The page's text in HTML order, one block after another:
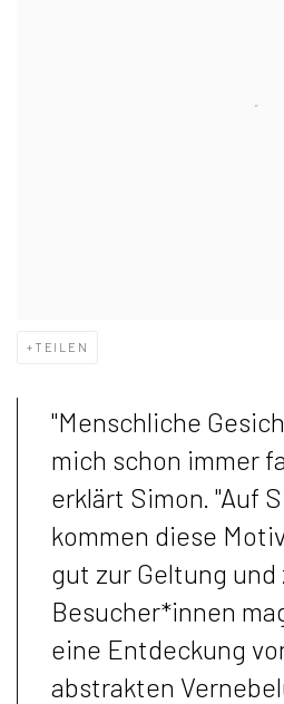
TEILEN
"Menschliche
mich schon immer
erklärt Simon. "Auf
kommen diese
gut zur Geltung
Besucher*innen
eine Entdeckung
abstrakten